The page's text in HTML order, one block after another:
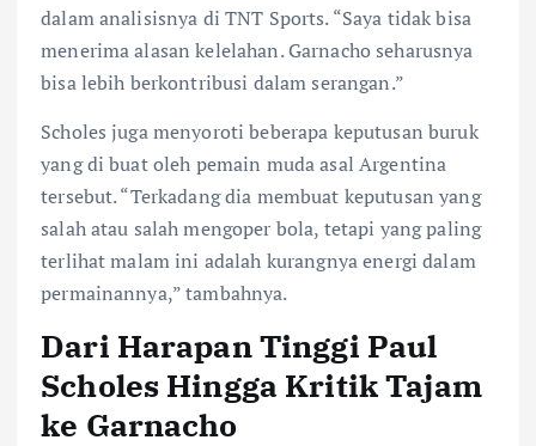
dalam analisisnya di TNT Sports. “Saya tidak bisa
menerima alasan kelelahan. Garnacho seharusnya
bisa lebih berkontribusi dalam serangan.”
Scholes juga menyoroti beberapa keputusan buruk
yang di buat oleh pemain muda asal Argentina
tersebut. “Terkadang dia membuat keputusan yang
salah atau salah mengoper bola, tetapi yang paling
terlihat malam ini adalah kurangnya energi dalam
permainannya,” tambahnya.
Dari Harapan Tinggi Paul
Scholes Hingga Kritik Tajam
ke Garnacho